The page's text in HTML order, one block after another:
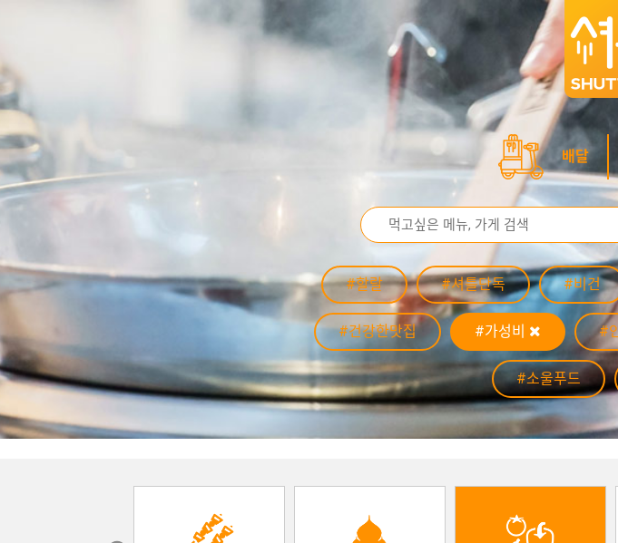
배달
#할랄 #셔틀단독 #비건
#건강한맛집 #가성비 #
#소울푸드